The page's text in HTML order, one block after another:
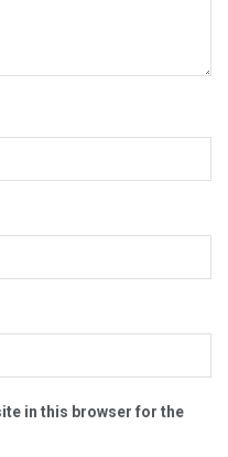
in this browser for the